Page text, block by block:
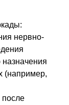
нервно-
(например,
после